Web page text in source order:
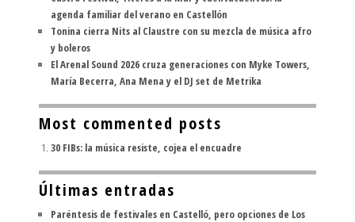
agenda familiar del verano en Castellón
Tonina cierra Nits al Claustre con su mezcla de música afro
y boleros
El Arenal Sound 2026 cruza generaciones con Myke Towers,
María Becerra, Ana Mena y el DJ set de Metrika
Most commented posts
30 FIBs: la música resiste, cojea el encuadre
Últimas entradas
Paréntesis de festivales en Castelló, pero opciones de Los